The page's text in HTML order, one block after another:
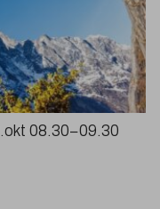
.okt 08.30−09.30